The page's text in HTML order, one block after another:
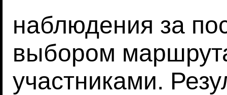
наблюдения за
выбором
участниками.